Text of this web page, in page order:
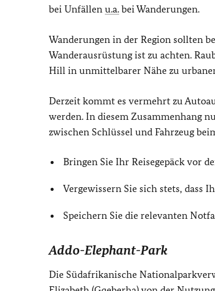
bei Unfällen u.a. bei Wanderungen.
Wanderungen in der Region sollten
Wanderausrüstung ist zu achten.
Hill in unmittelbarer Nähe zu
Derzeit kommt es vermehrt zu
werden. In diesem Zusammenhang
zwischen Schlüssel und Fahrzeug
Bringen Sie Ihr Reisegepäck vor
Vergewissern Sie sich stets, dass
Speichern Sie die relevanten
Addo-Elephant-Park
Die Südafrikanische